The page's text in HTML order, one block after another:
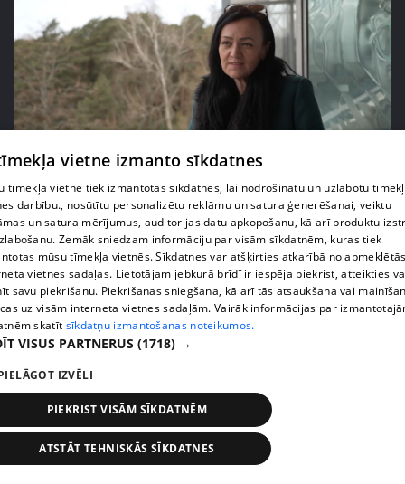
pirms 2 nedēļām, 5 dienām 00:02:30
Agrita Bindre nāk klajā ar sāpīgām atmiņām par
meitas Beatrises diagnozi
55. epizode
vietne izmanto sīkdatnes
tīmekļa vietnē tiek izmantotas sīkdatnes, lai nodrošinātu un uzlabotu
darbību., nosūtītu personalizētu reklāmu un satura ģenerēšanai, veiktu
un satura mērījumus, auditorijas datu apkopošanu, kā arī produktu
Zemāk sniedzam informāciju par visām sīkdatnēm, kuras tiek
mūsu tīmekļa vietnēs. Sīkdatnes var atšķirties atkarībā no
vietnes sadaļas. Lietotājam jebkurā brīdī ir iespēja piekrist, atteikties
savu piekrišanu. Piekrišanas sniegšana, kā arī tās atsaukšana vai
uz visām interneta vietnes sadaļām. Vairāk informācijas par
skatīt sīkdatņu izmantošanas noteikumos.
VISUS PARTNERUS (1718) →
IZVĒLI
PIEKRIST VISĀM SĪKDATNĒM
ATSTĀT TEHNISKĀS SĪKDATNES